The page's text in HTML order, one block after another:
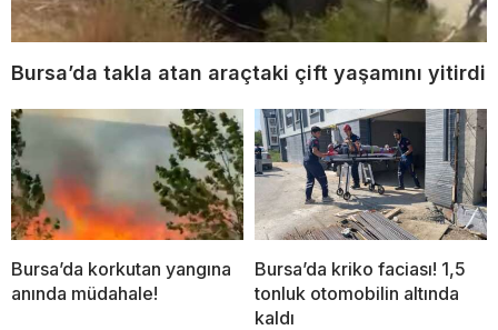
Bursa’da takla atan araçtaki çift yaşamını yitirdi
Bursa’da korkutan yangına
anında müdahale!
Bursa’da kriko faciası! 1,5
tonluk otomobilin altında
kaldı